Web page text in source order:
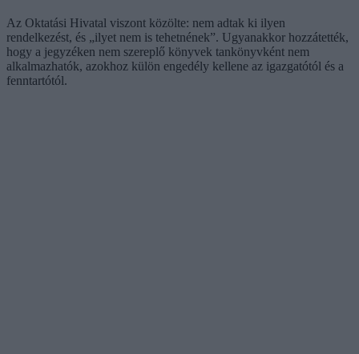
Az Oktatási Hivatal viszont közölte: nem adtak ki ilyen
rendelkezést, és „ilyet nem is tehetnének”. Ugyanakkor hozzátették,
hogy a jegyzéken nem szereplő könyvek tankönyvként nem
alkalmazhatók, azokhoz külön engedély kellene az igazgatótól és a
fenntartótól.